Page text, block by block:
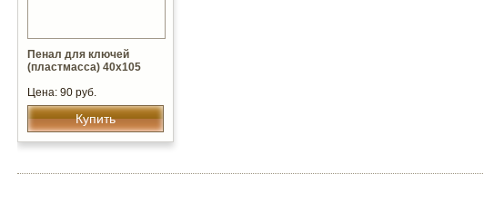
Пенал для ключей
(пластмасса) 40х105
Цена: 90 руб.
Купить